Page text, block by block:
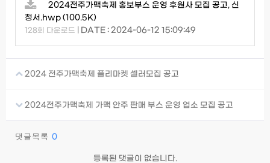
2024전주가맥축제 홍보부스 운영 후원사 모집 공고, 신
청서.hwp (100.5K)
128회 다운로드 DATE : 2024-06-12 15:09:49
2024 전주가맥축제 플리마켓 셀러모집 공고
2024전주가맥축제 가맥 안주 판매 부스 운영 업소 모집 공고
댓글목록 0
등록된 댓글이 없습니다.